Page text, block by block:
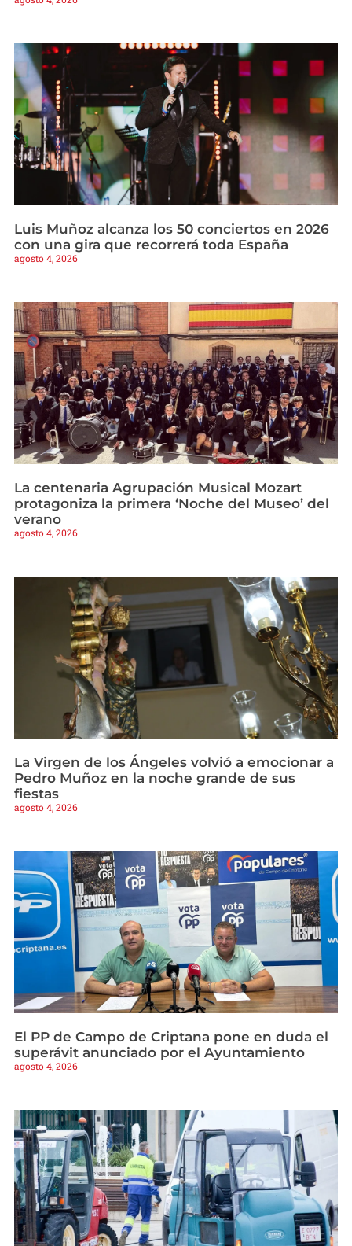
Luis Muñoz alcanza los 50 conciertos en 2026
con una gira que recorrerá toda España
agosto 4, 2026
La centenaria Agrupación Musical Mozart
protagoniza la primera ‘Noche del Museo’ del
verano
agosto 4, 2026
La Virgen de los Ángeles volvió a emocionar a
Pedro Muñoz en la noche grande de sus
fiestas
agosto 4, 2026
El PP de Campo de Criptana pone en duda el
superávit anunciado por el Ayuntamiento
agosto 4, 2026